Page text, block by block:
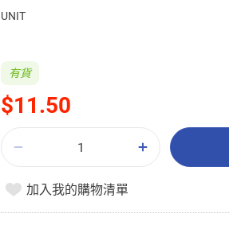
UNIT
$11.50
有貨
加入我的購物清單